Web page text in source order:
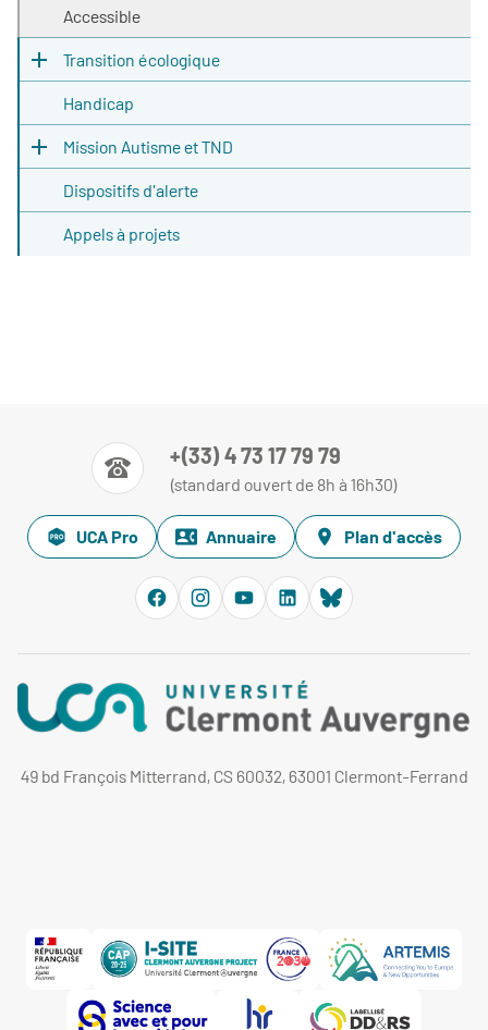
Accessible
Transition écologique
Handicap
Mission Autisme et TND
Dispositifs d'alerte
Appels à projets
+(33) 4 73 17 79 79
(standard ouvert de 8h à 16h30)
UCA Pro Annuaire Plan d'accès
49 bd François Mitterrand, CS 60032, 63001 Clermont-Ferrand